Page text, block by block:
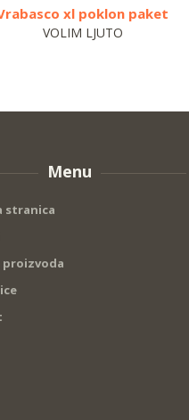
xl poklon paket
VOLIM LJUTO
Menu
stranica
proizvoda